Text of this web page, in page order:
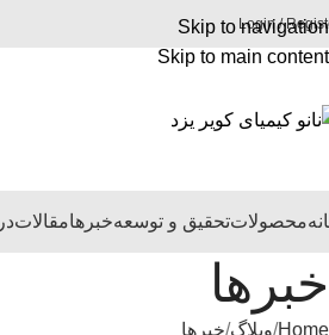
Skip to navigation
Skip to main content
Login /
محصولاتتحقیق و توسعهخبرهامقالات
خبرها
Home وبلاگ خبرها